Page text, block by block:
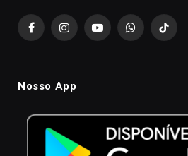
FacebookInstagramYouTubeWhatsAppTikTok
Nosso App